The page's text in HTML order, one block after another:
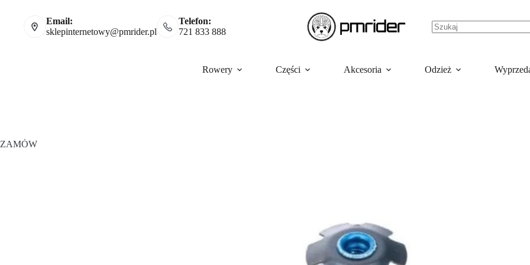
Email:
sklepinternetowy@pmrider.pl
Telefon:
721 833 888
Rowery Części Akcesoria Odzież
ZAMÓW